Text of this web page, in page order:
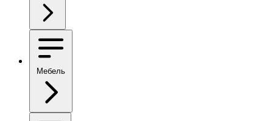
Мебель